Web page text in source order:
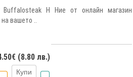
H Ние от онлайн магазин
вашето ..
(8.80 лв.)
Купи